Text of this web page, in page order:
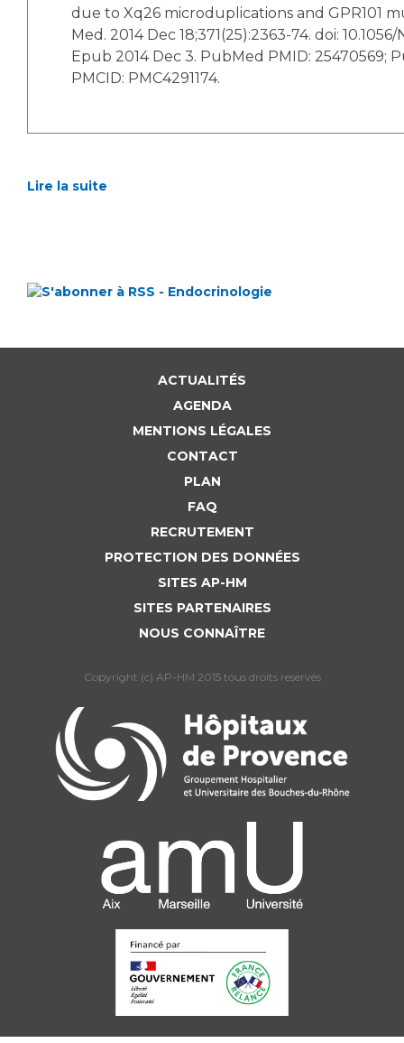
due to Xq26 microduplications and GPR101
Med. 2014 Dec 18;371(25):2363-74. doi:
Epub 2014 Dec 3. PubMed PMID: 25470569;
PMCID: PMC4291174.
Lire la suite
ACTUALITÉS
AGENDA
MENTIONS LÉGALES
CONTACT
PLAN
FAQ
RECRUTEMENT
PROTECTION DES DONNÉES
SITES AP-HM
SITES PARTENAIRES
NOUS CONNAÎTRE
Copyright (c) AP-HM 2015 tous droits reservés